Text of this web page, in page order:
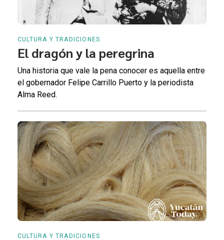
CULTURA Y TRADICIONES
El dragón y la peregrina
Una historia que vale la pena conocer es aquella entre
el gobernador Felipe Carrillo Puerto y la periodista
Alma Reed.
CULTURA Y TRADICIONES